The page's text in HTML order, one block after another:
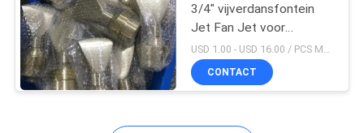
NEWS
SITEMAP
3/4" vijverdansfontein
Jet Fan Jet voor
muziekplezier
USD 1.00 - USD 16.00 / PCS MOQ:1 stuks
CONTACT